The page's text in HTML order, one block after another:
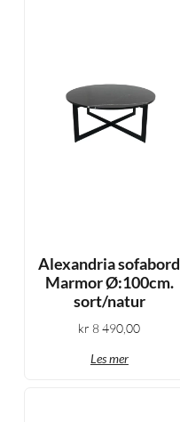
Alexandria sofabord
Marmor Ø:100cm.
sort/natur
kr 8 490,00
Les mer